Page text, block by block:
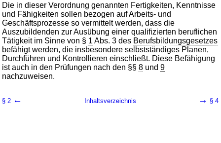
V. v. 06.04.2006BGBl. I S. 818(Nr. 17)
Geltung ab 01.08.2006; FNA: 7110-6-95Handwerk im Allgemeinen
1 Änderung
Die in dieser Verordnung genannten Fertigkeiten, Kenntnisse
und Fähigkeiten sollen bezogen auf Arbeits- und
Geschäftsprozesse so vermittelt werden, dass die
Auszubildenden zur Ausübung einer qualifizierten beruflichen
Tätigkeit im Sinne von § 1 Abs. 3 des Berufsbildungsgesetzes
befähigt werden, die insbesondere selbstständiges Planen,
Durchführen und Kontrollieren einschließt. Diese Befähigung
ist auch in den Prüfungen nach den §§8 und9
nachzuweisen.
§ 2 ← Inhaltsverzeichnis → § 4